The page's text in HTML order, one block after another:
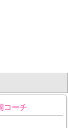
コーチ